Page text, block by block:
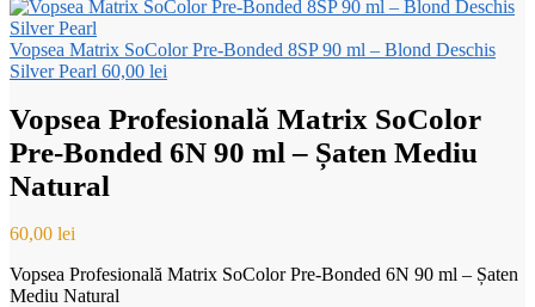
Vopsea Matrix SoColor Pre-Bonded 8SP 90 ml – Blond Deschis
Silver Pearl 60,00 lei
Vopsea Profesională Matrix SoColor
Pre-Bonded 6N 90 ml – Șaten Mediu
Natural
60,00 lei
Vopsea Profesională Matrix SoColor Pre-Bonded 6N 90 ml – Șaten
Mediu Natural